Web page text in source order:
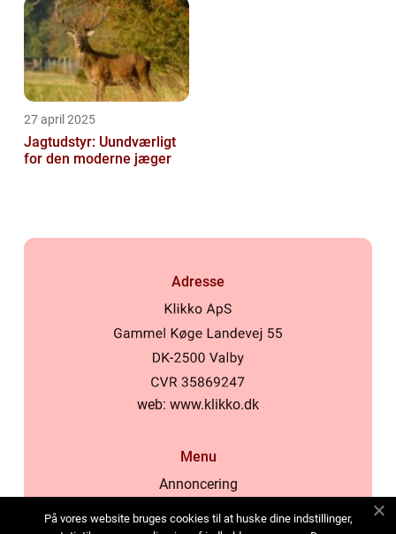
27 april 2025
Jagtudstyr: Uundværligt
for den moderne jæger
Adresse
web: www.klikko.dk
Menu
Annoncering
På vores website bruges cookies til at huske dine indstillinger,